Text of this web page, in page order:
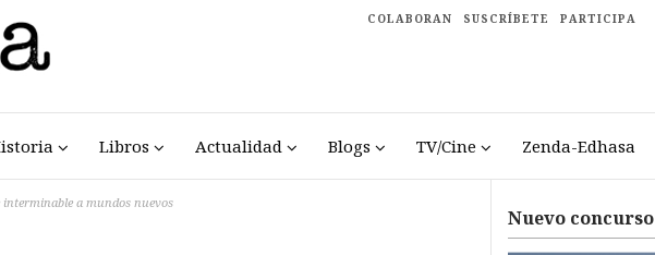
COLABORAN SUSCRÍBETE PARTICIPA
Libros Actualidad Blogs TV/Cine Zenda-Edhasa
interminable a mundos nuevos
Nuevo concurso